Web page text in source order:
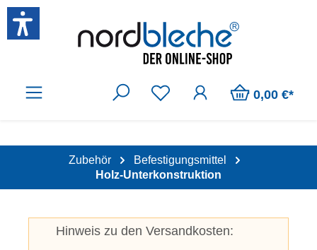
Zum Hauptinhalt springen
0,00 €*
Zubehör
Befestigungsmittel
Holz-Unterkonstruktion
Hinweis zu den Versandkosten: